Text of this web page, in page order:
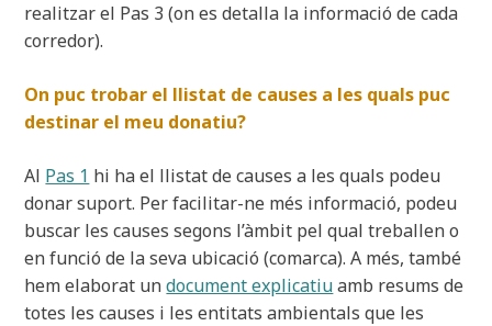
realitzar el Pas 3 (on es detalla la informació de cada
corredor).
On puc trobar el llistat de causes a les quals puc
destinar el meu donatiu?
Al Pas 1 hi ha el llistat de causes a les quals podeu
donar suport. Per facilitar-ne més informació, podeu
buscar les causes segons l’àmbit pel qual treballen o
en funció de la seva ubicació (comarca). A més, també
hem elaborat undocument explicatiuamb resums de
totes les causes i les entitats ambientals que les